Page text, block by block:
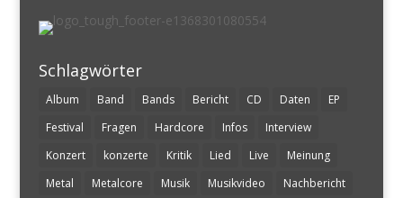
Schlagwörter
Album Band Bands Bericht CD Daten
EP
Festival
Fragen Hardcore Infos
Interview
Konzert
konzerte Kritik Lied Live
Meinung
Metal
Metalcore Musik Musikvideo Nachbericht